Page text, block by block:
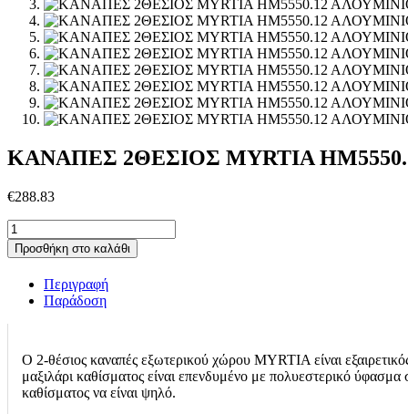
ΚΑΝΑΠΕΣ 2ΘΕΣΙΟΣ MYRTIA
€288.83
ΚΑΝΑΠΕΣ
2ΘΕΣΙΟΣ
MYRTIA
HM5550.12
AΛΟΥΜΙΝΙΟ
ΑΝΘΡΑΚΙ-
-ΜΠΕΖ
ΣΧΟΙΝΙ
123x61x90Υεκ.
ποσότητα
Προσθήκη στο καλάθι
Περιγραφή
Παράδοση
Ο 2-θέσιος καναπές εξωτερικού χώρου MYRTIA είναι
μαξιλάρι καθίσματος είναι επενδυμένο με πολυεστερικό
καθίσματος να είναι ψηλό.